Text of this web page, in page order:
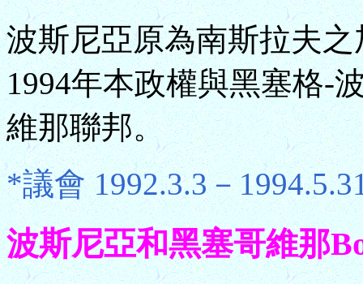
波斯尼亞原為南斯拉夫
1994年本政權與黑塞格-
維那聯邦。
*議會 1992.3.3－
波斯尼亞和黑塞哥維那